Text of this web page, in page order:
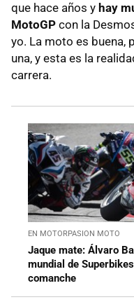
que hace años y hay
MotoGP con la
yo. La moto es buena,
una, y esta es la
carrera.
EN MOTORPASION MOTO
Jaque mate: Álvaro
mundial de
comanche